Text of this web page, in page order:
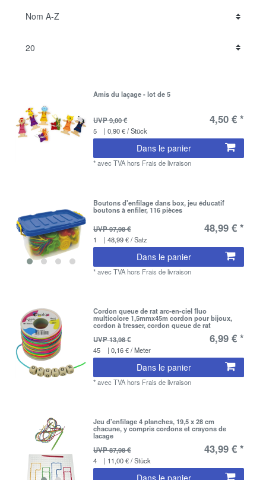
Amis du laçage - lot de 5
UVP 9,00 € 4,50 € *
5 | 0,90 € / Stück
Dans le panier
*avec TVAhors Frais de livraison
Boutons d'enfilage dans box, jeu éducatif
boutons à enfiler, 116 pièces
UVP 97,98 €
48,99 € *
1 | 48,99 € / Satz
Dans le panier
*avec TVAhors Frais de livraison
Cordon queue de rat arc-en-ciel fluo
multicolore 1,5mmx45m cordon pour bijoux,
cordon à tresser, cordon queue de rat
UVP 13,98 €
6,99 € *
45 | 0,16 € / Meter
Dans le panier
*avec TVAhors Frais de livraison
Jeu d'enfilage 4 planches, 19,5 x 28 cm
chacune, y compris cordons et crayons de
lacage
UVP 87,98 €
43,99 € *
4 | 11,00 € / Stück